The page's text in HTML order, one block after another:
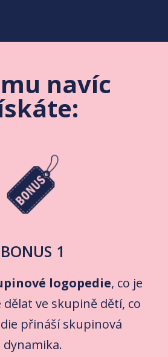
navíc
BONUS 1
logopedie, co je
ve skupině dětí, co
přináší skupinová
dynamika.